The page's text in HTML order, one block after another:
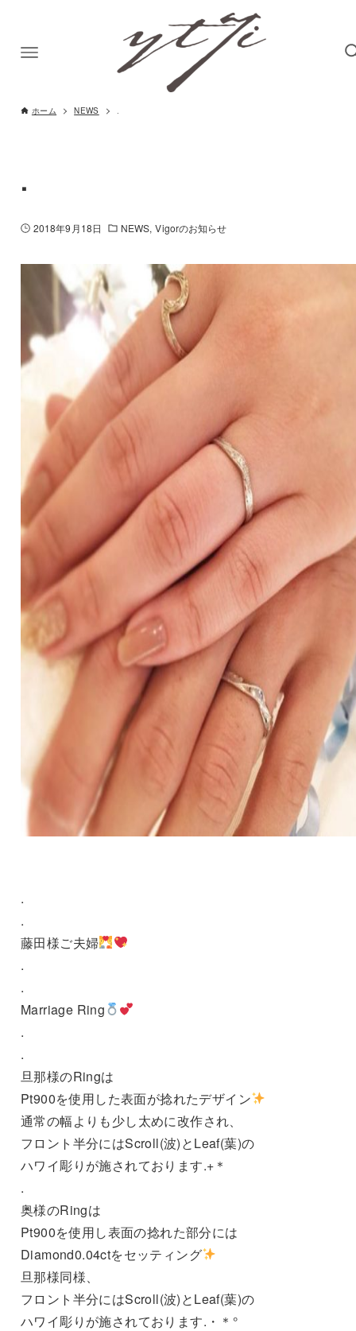
ホーム NEWS .
.
2018年9月18日 NEWS Vigorのお知らせ
.
.
藤田様ご夫婦
.
.
Marriage Ring
.
.
旦那様のRingは
Pt900を使用した表面が捻れたデザイン
通常の幅よりも少し太めに改作され、
フロント半分にはScroll(波)とLeaf(葉)の
ハワイ彫りが施されております.+＊
.
奥様のRingは
Pt900を使用し表面の捻れた部分には
Diamond0.04ctをセッティング
旦那様同様、
フロント半分にはScroll(波)とLeaf(葉)の
ハワイ彫りが施されております.・＊°